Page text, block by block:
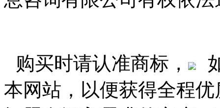
购买时请认准商标，
本网站，以便获得全程